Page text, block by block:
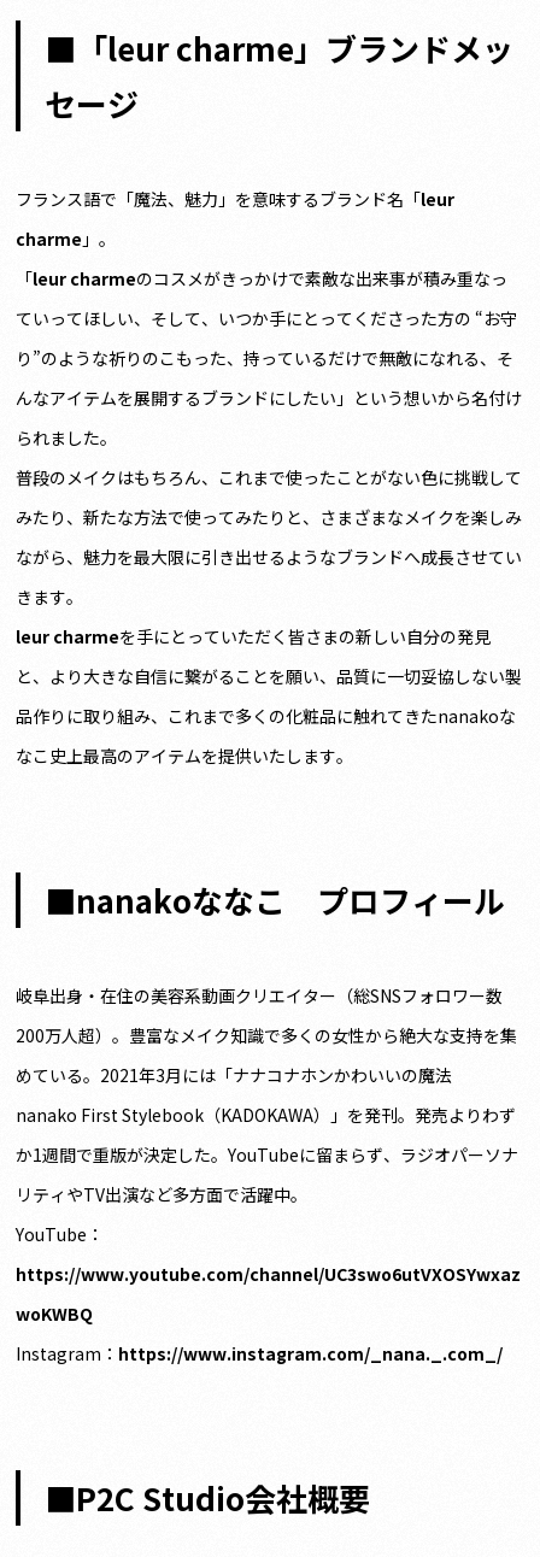
■「leur charme」ブランドメッ
セージ
フランス語で「魔法、魅力」を意味するブランド名「leur
charme 」。
「leur charmeのコスメがきっかけで素敵な出来事が積み重なっ
ていってほしい、そして、いつか手にとってくださった方の “お守
り”のような祈りのこもった、持っているだけで無敵になれる、そ
んなアイテムを展開するブランドにしたい」という想いから名付け
られました。
普段のメイクはもちろん、これまで使ったことがない色に挑戦して
みたり、新たな方法で使ってみたりと、さまざまなメイクを楽しみ
ながら、魅力を最大限に引き出せるようなブランドへ成長させてい
きます。
leur charmeを手にとっていただく皆さまの新しい自分の発見
と、より大きな自信に繋がることを願い、品質に一切妥協しない製
品作りに取り組み、これまで多くの化粧品に触れてきたnanakoな
なこ史上最高のアイテムを提供いたします。
■nanakoななこ プロフィール
岐阜出身・在住の美容系動画クリエイター（総SNSフォロワー数
200万人超）。豊富なメイク知識で多くの女性から絶大な支持を集
めている。2021年3月には「ナナコナホンかわいいの魔法
nanako First Stylebook（KADOKAWA）」を発刊。発売よりわず
か1週間で重版が決定した。YouTubeに留まらず、ラジオパーソナ
リティやTV出演など多方面で活躍中。
YouTube：
https://www.youtube.com/channel/UC3swo6utVXOSYwxaz
woKWBQ
Instagram： https://www.instagram.com/_nana._.com_/
■P2C Studio会社概要